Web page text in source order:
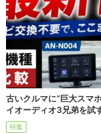
古いクルマに“巨大スマ
イオーディオ3兄弟を試
特集